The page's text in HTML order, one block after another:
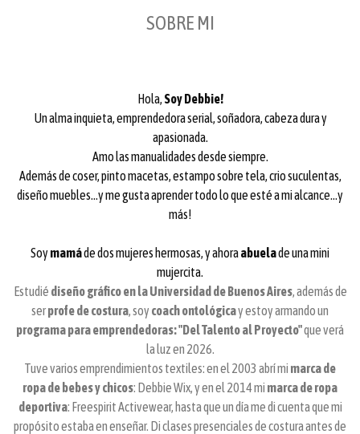
SOBRE MI
Hola, Soy Debbie!
Un alma inquieta, emprendedora serial, soñadora, cabeza dura y
apasionada.
Amo las manualidades desde siempre.
Además de coser, pinto macetas, estampo sobre tela, crio suculentas,
diseño muebles...y me gusta aprender todo lo que esté a mi alcance...y
más!
Soymamáde dos mujeres hermosas, y ahoraabuelade una mini
mujercita.
Estudié diseño gráfico en la Universidad de Buenos Aires, además de
serprofe de costura, soy coach ontológicayestoy armando un
programa para emprendedoras: "Del Talento al Proyecto"que verá
la luz en 2026.
Tuve varios emprendimientos textiles: en el 2003 abrí mi marca de
ropa de bebes y chicos: Debbie Wix, y en el 2014 mi marca de ropa
deportiva: Freespirit Activewear, hasta que un día me di cuenta que mi
propósito estaba en enseñar. Di clases presenciales de costura antes de